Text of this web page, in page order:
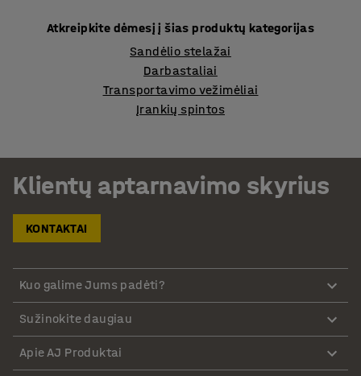
Atkreipkite dėmesį į šias produktų kategorijas
Sandėlio stelažai
Darbastaliai
Transportavimo vežimėliai
Įrankių spintos
Klientų aptarnavimo skyrius
KONTAKTAI
Kuo galime Jums padėti?
Sužinokite daugiau
Apie AJ Produktai